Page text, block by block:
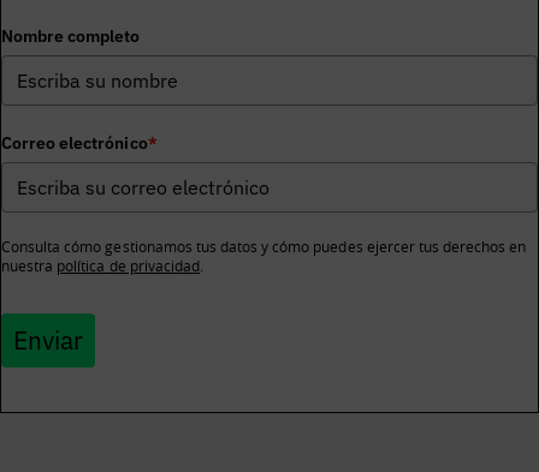
Nombre completo
Correo electrónico*
Consulta cómo gestionamos tus datos y cómo puedes ejercer tus derechos en
nuestra política de privacidad.
Enviar